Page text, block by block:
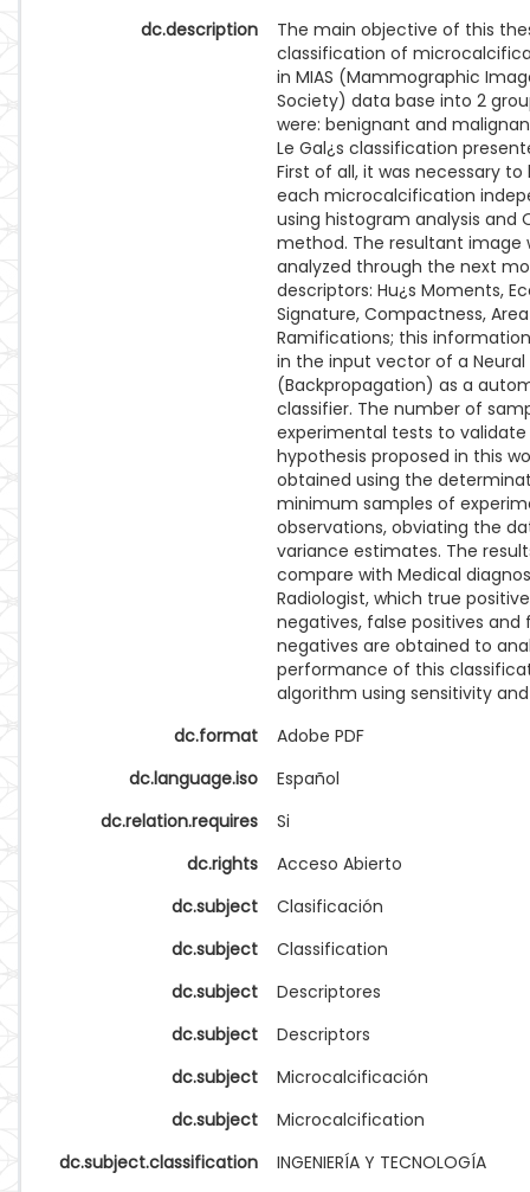
dc.description
The main objective of this
classification of
in MIAS (Mammographic
Society) data base into 2
were: benignant and
Le Gal¿s classification
First of all, it was necessary to
each microcalcification
using histogram analysis and
method. The resultant image
analyzed through the next
descriptors: Hu¿s Moments,
Signature, Compactness,
Ramifications; this
in the input vector of a Neural
(Backpropagation) as a
classifier. The number of
experimental tests to
hypothesis proposed in this
obtained using the
minimum samples of
observations, obviating the
variance estimates. The
compare with Medical
Radiologist, which true
negatives, false positives and
negatives are obtained to
performance of this
algorithm using sensitivity
dc.format
Adobe PDF
dc.language.iso
Español
dc.relation.requires
Si
dc.rights
Acceso Abierto
dc.subject
Clasificación
dc.subject
Classification
dc.subject
Descriptores
dc.subject
Descriptors
dc.subject
Microcalcificación
dc.subject
Microcalcification
dc.subject.classification
INGENIERÍA Y TECNOLOGÍA